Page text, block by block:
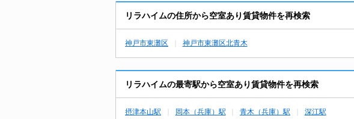
リラハイムの住所から空室あり賃貸物件を再検索
神戸市東灘区 神戸市東灘区北青木
リラハイムの最寄駅から空室あり賃貸物件を再検索
摂津本山駅 岡本（兵庫）駅 青木（兵庫）駅 深江駅